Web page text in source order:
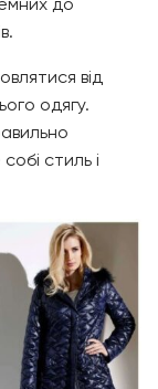
від
одягу.
стиль і